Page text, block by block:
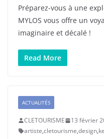
Préparez-vous à une
MYLOS vous offre un
imaginaire et décalé !
Read More
ACTUALITÉS
CLETOURISME
13 février
artiste,cletourisme,design,